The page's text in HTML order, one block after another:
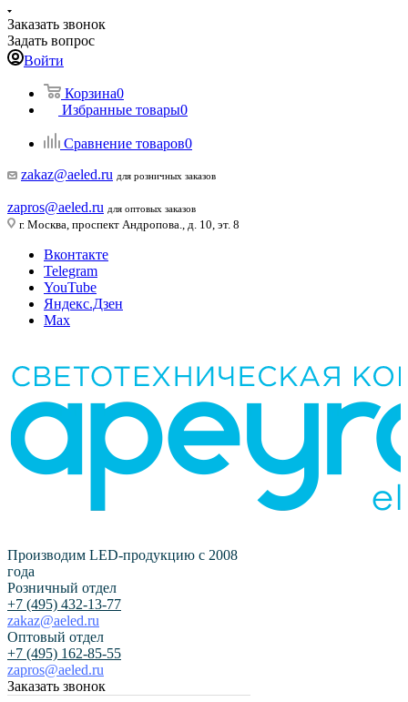
Заказать звонок
Задать вопрос
Войти
Корзина0
Избранные товары0
Сравнение товаров0
zakaz@aeled.ru для розничных заказов
zapros@aeled.ru для оптовых заказов
г. Москва, проспект Андропова., д. 10, эт. 8
Вконтакте
Telegram
YouTube
Яндекс.Дзен
Max
Производим LED-продукцию с 2008
года
Розничный отдел
+7 (495) 432-13-77
zakaz@aeled.ru
Оптовый отдел
+7 (495) 162-85-55
zapros@aeled.ru
Заказать звонок